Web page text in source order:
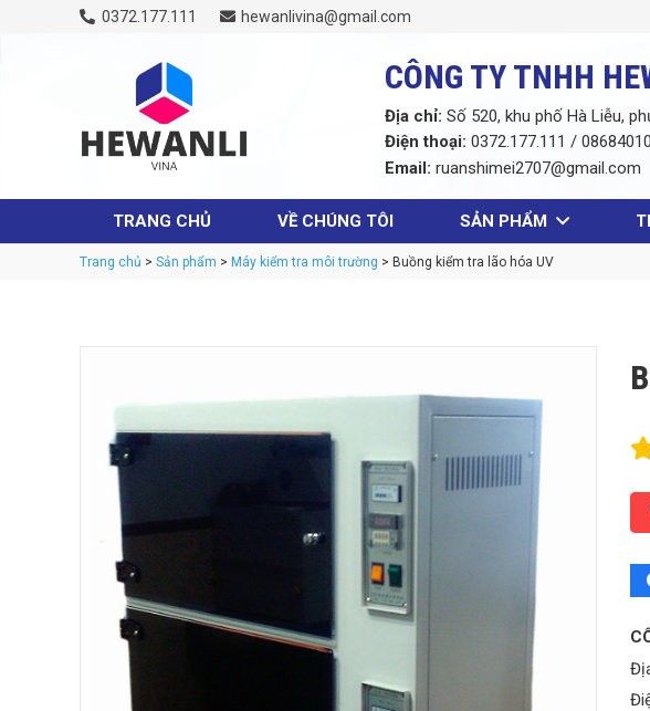
0372.177.111 hewanlivina@gmail.com
CÔNG TY TNHH
Địa chỉ: Số 520, khu phố Hà Liễu,
Điện thoại: 0372.177.111 /
Email: ruanshimei2707@gmail.com
TRANG CHỦ VỀ CHÚNG TÔI SẢN PHẨM
Trang chủ > Sản phẩm > Máy kiểm tra môi trường > Buồng kiểm tra lão hóa UV